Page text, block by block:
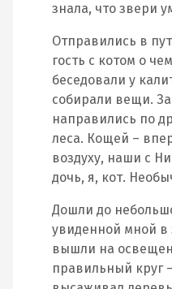
знала, что звери
Отправились в
гость с котом о
беседовали у
собирали вещи.
направились по
леса. Кощей –
воздуху, наши с
дочь, я, кот.
Дошли до
увиденной мной в
вышли на
правильный круг